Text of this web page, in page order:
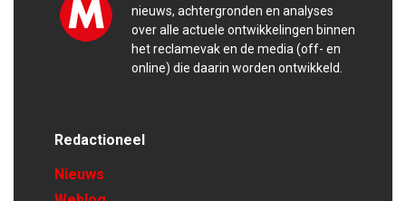
nieuws, achtergronden en analyses
over alle actuele ontwikkelingen binnen
het reclamevak en de media (off- en
online) die daarin worden ontwikkeld.
Redactioneel
Nieuws